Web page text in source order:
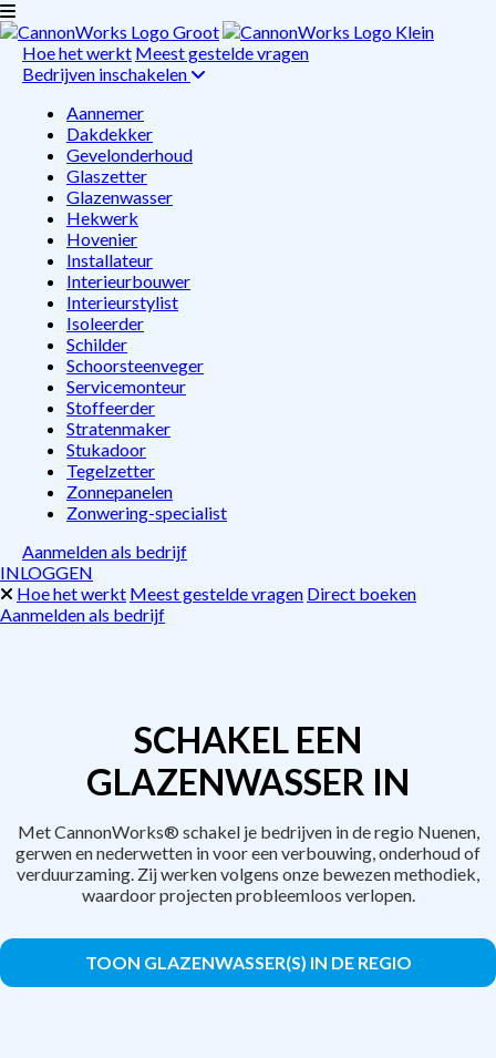
Hoe het werkt Meest gestelde vragen
Bedrijven inschakelen
Aannemer
Dakdekker
Gevelonderhoud
Glaszetter
Glazenwasser
Hekwerk
Hovenier
Installateur
Interieurbouwer
Interieurstylist
Isoleerder
Schilder
Schoorsteenveger
Servicemonteur
Stoffeerder
Stratenmaker
Stukadoor
Tegelzetter
Zonnepanelen
Zonwering-specialist
Aanmelden als bedrijf
INLOGGEN
Hoe het werkt Meest gestelde vragen Direct boeken
Aanmelden als bedrijf
SCHAKEL EEN
GLAZENWASSER IN
Met CannonWorks® schakel je bedrijven in de regio Nuenen,
gerwen en nederwetten in voor een verbouwing, onderhoud of
verduurzaming. Zij werken volgens onze bewezen methodiek,
waardoor projecten probleemloos verlopen.
TOON GLAZENWASSER(S) IN DE REGIO